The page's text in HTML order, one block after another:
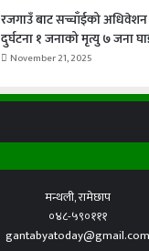
रजगाउँ बाट सच्चाँईको
दुर्घटना १ जनाको मृत्यु ७ जना
November 21, 2025
मन्थली, रामेछाप
०४८-५९०१११
gantabyatoday@gmail.com